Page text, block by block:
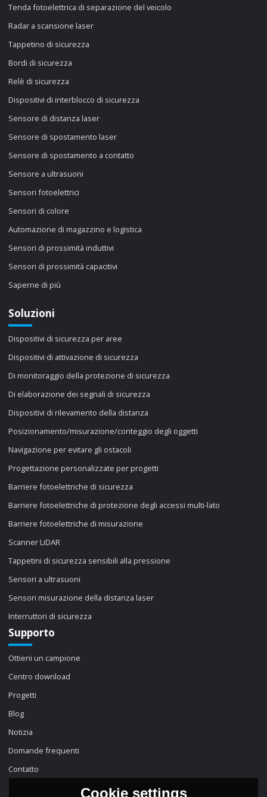
Tenda fotoelettrica di separazione del veicolo
Radar a scansione laser
Tappetino di sicurezza
Bordi di sicurezza
Relè di sicurezza
Dispositivi di interblocco di sicurezza
Sensore di distanza laser
Sensore di spostamento laser
Sensore di spostamento a contatto
Sensore a ultrasuoni
Sensori fotoelettrici
Sensori di colore
Automazione di magazzino e logistica
Sensori di prossimità induttivi
Sensori di prossimità capacitivi
Saperne di più
Soluzioni
Dispositivi di sicurezza per aree
Dispositivi di attivazione di sicurezza
Di monitoraggio della protezione di sicurezza
Di elaborazione dei segnali di sicurezza
Dispositivi di rilevamento della distanza
Posizionamento/misurazione/conteggio degli oggetti
Navigazione per evitare gli ostacoli
Progettazione personalizzate per progetti
Barriere fotoelettriche di sicurezza
Barriere fotoelettriche di protezione degli accessi multi-lato
Barriere fotoelettriche di misurazione
Scanner LiDAR
Tappetini di sicurezza sensibili alla pressione
Sensori a ultrasuoni
Sensori misurazione della distanza laser
Interruttori di sicurezza
Supporto
Ottieni un campione
Centro download
Progetti
Blog
Notizia
Domande frequenti
Contatto
Cookie settings